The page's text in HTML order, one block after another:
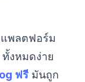
พลตฟอร์ม
ทั้งหมดง่าย
ฟรี มันถูก